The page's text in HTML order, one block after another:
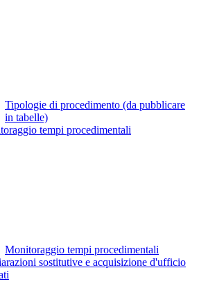
Tipologie di procedimento (da pubblicare
in tabelle)
tempi procedimentali
Monitoraggio tempi procedimentali
sostitutive e acquisizione d'ufficio